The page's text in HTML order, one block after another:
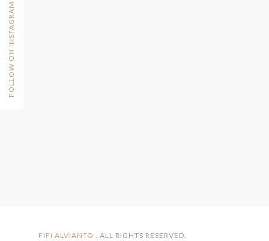
FOLLOW ON INSTAGRAM
FIFI ALVIANTO . ALL RIGHTS RESERVED.